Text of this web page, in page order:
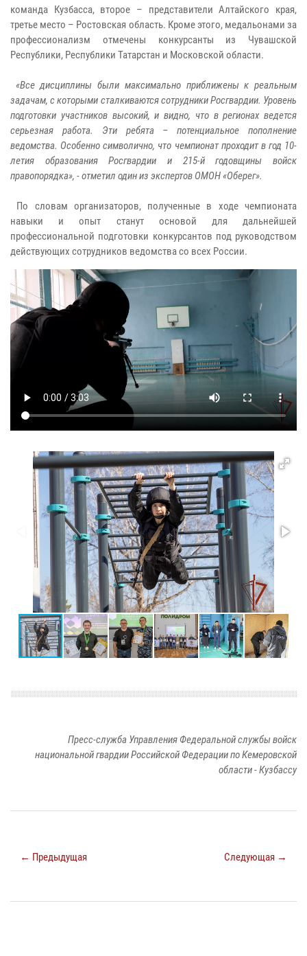
команда Кузбасса, второе – представители Алтайского края,
третье место – Ростовская область. Кроме этого, медальонами за
профессионализм отмечены конкурсанты из Чувашской
Республики, Республики Татарстан и Московской области.
«Все дисциплины были максимально приближены к реальным
задачам, с которыми сталкиваются сотрудники Росгвардии. Уровень
подготовки участников высокий, и видно, что в регионах ведется
серьезная работа. Эти ребята – потенциальное пополнение
ведомства. Особенно символично, что чемпионат проходит в год 10-
летия образования Росгвардии и 215-й годовщины войск
правопорядка», - отметил один из экспертов ОМОН «Оберег».
По словам организаторов, полученные в ходе чемпионата
навыки и опыт станут основой для дальнейшей
профессиональной подготовки конкурсантов под руководством
действующих сотрудников ведомства со всех России.
Пресс-служба Управления Федеральной службы войск
национальной гвардии Российской Федерации по Кемеровской
области - Кузбассу
← Предыдущая Следующая →